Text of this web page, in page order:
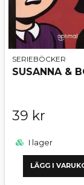
SERIEBÖCKER
SUSANNA &
39 kr
I lager
LÄGG I